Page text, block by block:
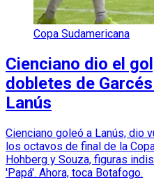
Copa Sudamericana
Cienciano dio el
dobletes de
Lanús
Cienciano goleó a Lanús, dio
los octavos de final de la
Hohberg y Souza, figuras
'Papá'. Ahora, toca Botafogo.